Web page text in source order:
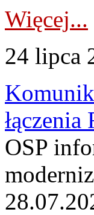
Więcej...
24 lipca
OSP